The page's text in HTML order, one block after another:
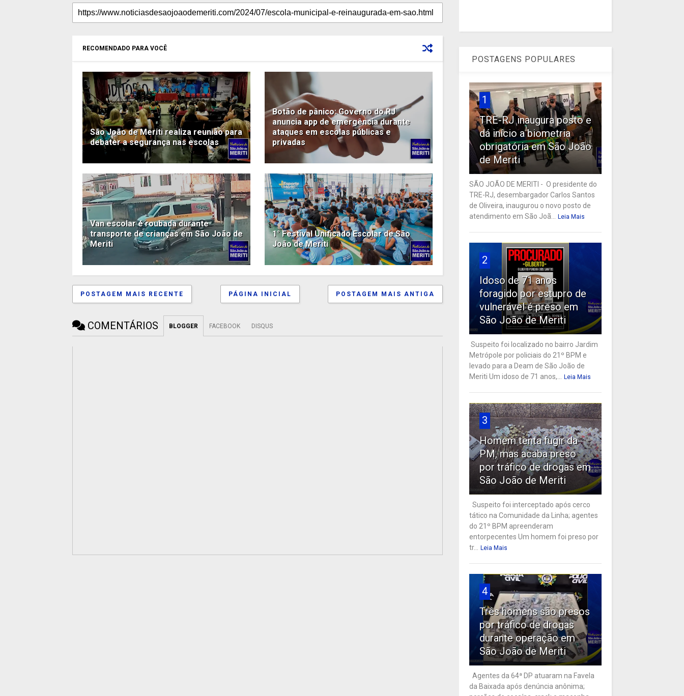
RECOMENDADO PARA VOCÊ
São João de Meriti realiza reunião para
debater a segurança nas escolas
Botão de pânico: Governo do RJ
anuncia app de emergência durante
ataques em escolas públicas e
privadas
Van escolar é roubada durante
transporte de crianças em São João de
Meriti
1° Festival Unificado Escolar de São
João de Meriti
POSTAGEM MAIS RECENTE POSTAGEM MAIS ANTIGA
PÁGINA INICIAL
COMENTÁRIOS BLOGGER FACEBOOK DISQUS
POSTAGENS POPULARES
1
TRE-RJ inaugura posto e
dá início a biometria
obrigatória em São João
de Meriti
SÃO JOÃO DE MERITI - O presidente do
TRE-RJ, desembargador Carlos Santos
de Oliveira, inaugurou o novo posto de
atendimento em São Joã...
Leia Mais
2
Idoso de 71 anos
foragido por estupro de
vulnerável é preso em
São João de Meriti
Suspeito foi localizado no bairro Jardim
Metrópole por policiais do 21º BPM e
levado para a Deam de São João de
Meriti Um idoso de 71 anos,...
Leia Mais
3
Homem tenta fugir da
PM, mas acaba preso
por tráfico de drogas em
São João de Meriti
Suspeito foi interceptado após cerco
tático na Comunidade da Linha; agentes
do 21º BPM apreenderam
entorpecentes Um homem foi preso por
tr...
Leia Mais
4
Três homens são presos
por tráfico de drogas
durante operação em
São João de Meriti
Agentes da 64ª DP atuaram na Favela
da Baixada após denúncia anônima;